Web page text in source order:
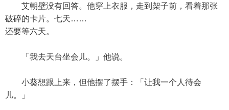
艾朝壁没有回答。他穿上衣服，走到架子前，看着那张
破碎的卡片。七天……
还要等六天。
「我去天台坐会儿。」他说。
小葵想跟上来，但他摆了摆手：「让我一个人待会
儿。」